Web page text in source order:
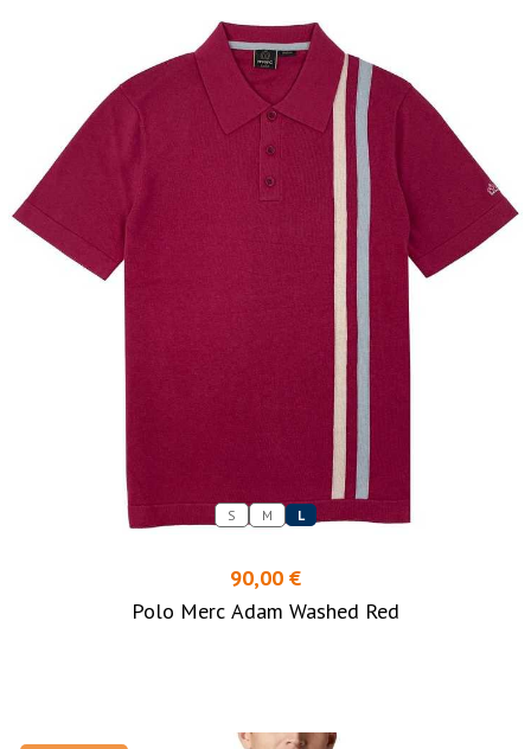
S M L
90,00 €
Polo Merc Adam Washed Red